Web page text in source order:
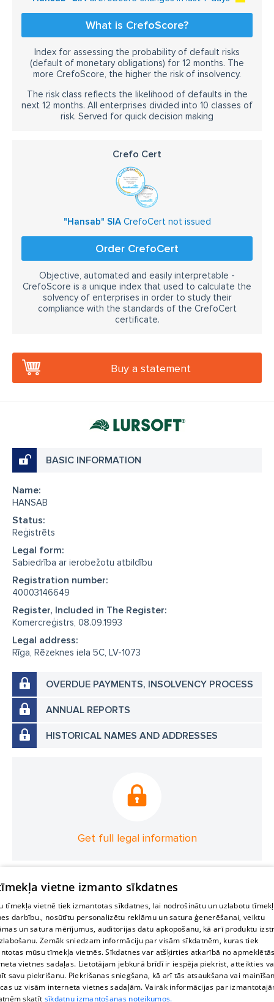
What is CrefoScore?
Index for assessing the probability of default risks
(default of monetary obligations) for 12 months. The
more CrefoScore, the higher the risk of insolvency.
The risk class reflects the likelihood of defaults in the
next 12 months. All enterprises divided into 10 classes of
risk. Served for quick decision making
Crefo Cert
"Hansab" SIACrefoCert not issued
Order CrefoCert
Objective, automated and easily interpretable -
CrefoScore is a unique index that used to calculate the
solvency of enterprises in order to study their
compliance with the standards of the CrefoCert
certificate.
Buy a statement
BASIC INFORMATION
Name:
HANSAB
Status:
Reģistrēts
Legal form:
Sabiedrība ar ierobežotu atbildību
Registration number:
40003146649
Register, Included in The Register:
Komercreģistrs, 08.09.1993
Legal address:
Rīga, Rēzeknes iela 5C, LV-1073
OVERDUE PAYMENTS, INSOLVENCY PROCESS
ANNUAL REPORTS
HISTORICAL NAMES AND ADDRESSES
Get full legal information
vietne izmanto sīkdatnes
tīmekļa vietnē tiek izmantotas sīkdatnes, lai nodrošinātu un uzlabotu
darbību., nosūtītu personalizētu reklāmu un satura ģenerēšanai, veiktu
un satura mērījumus, auditorijas datu apkopošanu, kā arī produktu
Zemāk sniedzam informāciju par visām sīkdatnēm, kuras tiek
mūsu tīmekļa vietnēs. Sīkdatnes var atšķirties atkarībā no
vietnes sadaļas. Lietotājam jebkurā brīdī ir iespēja piekrist, atteikties
savu piekrišanu. Piekrišanas sniegšana, kā arī tās atsaukšana vai
uz visām interneta vietnes sadaļām. Vairāk informācijas par
skatīt sīkdatņu izmantošanas noteikumos.